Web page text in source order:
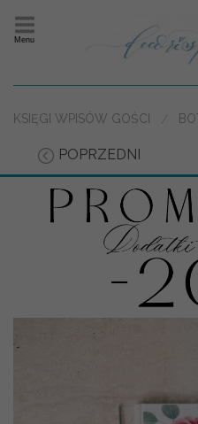
Menu
KSIĘGI WPISÓW GOŚCI
POPRZEDNI